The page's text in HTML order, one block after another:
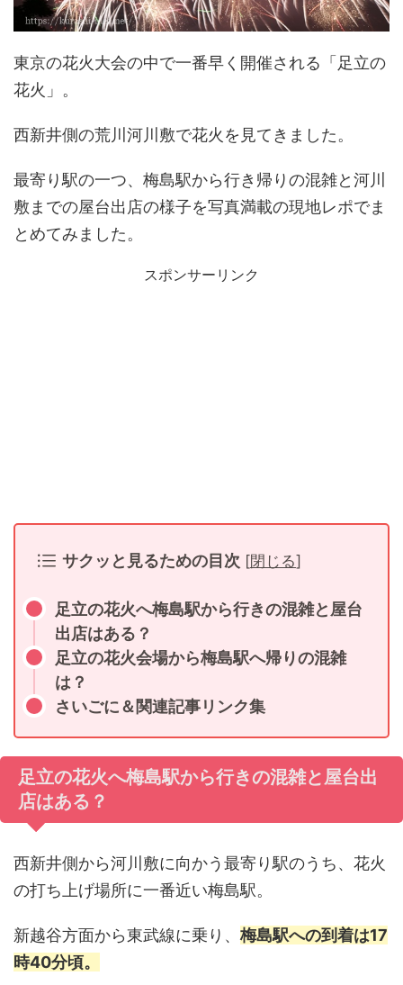
東京の花火大会の中で一番早く開催される「足立の
花火」。
西新井側の荒川河川敷で花火を見てきました。
最寄り駅の一つ、梅島駅から行き帰りの混雑と河川
敷までの屋台出店の様子を写真満載の現地レポでま
とめてみました。
スポンサーリンク
サクッと見るための目次 [閉じる]
足立の花火へ梅島駅から行きの混雑と屋台
出店はある？
足立の花火会場から梅島駅へ帰りの混雑
は？
さいごに＆関連記事リンク集
足立の花火へ梅島駅から行きの混雑と屋台出
店はある？
西新井側から河川敷に向かう最寄り駅のうち、花火
の打ち上げ場所に一番近い梅島駅。
新越谷方面から東武線に乗り、梅島駅への到着は17
時40分頃。